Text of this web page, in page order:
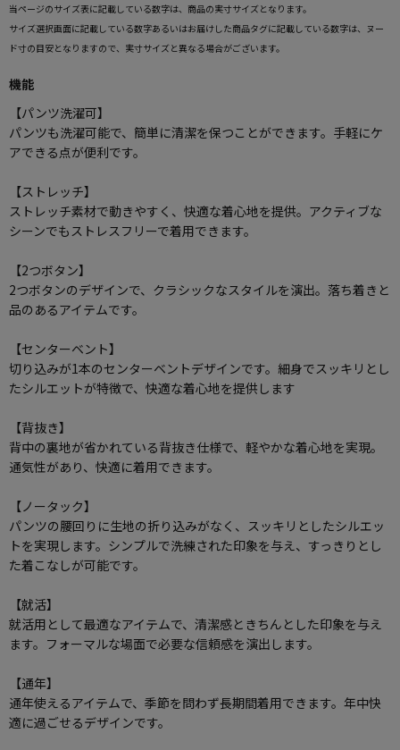
当ページのサイズ表に記載している数字は、商品の実寸サイズとなります。
サイズ選択画面に記載している数字あるいはお届けした商品タグに記載している数字は、ヌー
ド寸の目安となりますので、実寸サイズと異なる場合がございます。
機能
【パンツ洗濯可】
パンツも洗濯可能で、簡単に清潔を保つことができます。手軽にケ
アできる点が便利です。
【ストレッチ】
ストレッチ素材で動きやすく、快適な着心地を提供。アクティブな
シーンでもストレスフリーで着用できます。
【2つボタン】
2つボタンのデザインで、クラシックなスタイルを演出。落ち着きと
品のあるアイテムです。
【センターベント】
切り込みが1本のセンターベントデザインです。細身でスッキリとし
たシルエットが特徴で、快適な着心地を提供します
【背抜き】
背中の裏地が省かれている背抜き仕様で、軽やかな着心地を実現。
通気性があり、快適に着用できます。
【ノータック】
パンツの腰回りに生地の折り込みがなく、スッキリとしたシルエッ
トを実現します。シンプルで洗練された印象を与え、すっきりとし
た着こなしが可能です。
【就活】
就活用として最適なアイテムで、清潔感ときちんとした印象を与え
ます。フォーマルな場面で必要な信頼感を演出します。
【通年】
通年使えるアイテムで、季節を問わず長期間着用できます。年中快
適に過ごせるデザインです。